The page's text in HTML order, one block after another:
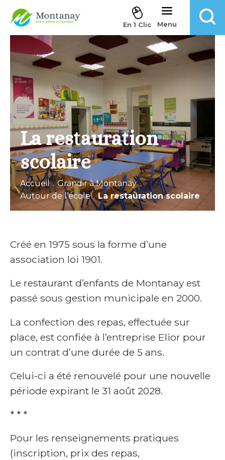
Aller au contenu
En 1 Clic Menu
La restauration
scolaire
Accueil . Grandir à Montanay .
Autour de l’école . La restauration scolaire
Créé en 1975 sous la forme d’une
association loi 1901.
Le restaurant d’enfants de Montanay est
passé sous gestion municipale en 2000.
La confection des repas, effectuée sur
place, est confiée à l’entreprise Elior pour
un contrat d’une durée de 5 ans.
Celui-ci a été renouvelé pour une nouvelle
période expirant le 31 août 2028.
* * *
Pour les renseignements pratiques
(inscription, prix des repas,